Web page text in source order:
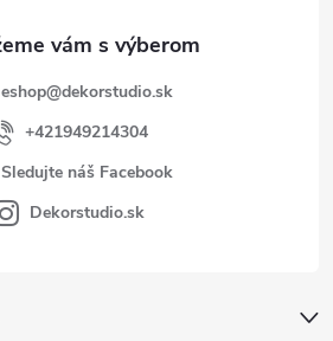
eshop@dekorstudio.sk
+421949214304
Sledujte náš Facebook
Dekorstudio.sk